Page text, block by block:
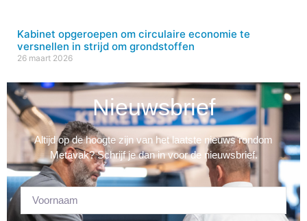
Kabinet opgeroepen om circulaire economie te
versnellen in strijd om grondstoffen
26 maart 2026
Nieuwsbrief
Altijd op de hoogte zijn van het laatste nieuws rondom
Metavak? Schrijf je dan in voor de nieuwsbrief.